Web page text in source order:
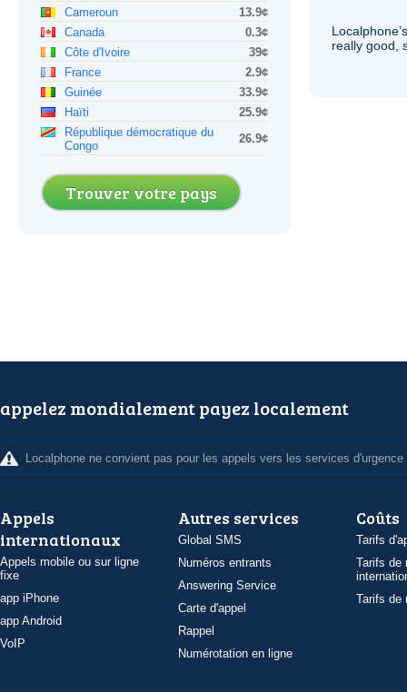
Cameroun
13.9¢
Canada
0.3¢
Côte d'Ivoire
39¢
France
2.9¢
Guinée
33.9¢
Haïti
25.9¢
République démocratique du
Congo
26.9¢
Trouver votre pays
really good,
appelez mondialement payez localement
Localphone ne convient pas pour les appels vers les services d'urgence
Appels
internationaux
Appels mobile ou sur ligne
fixe
app iPhone
app Android
VoIP
Autres services
Global SMS
Numéros entrants
Answering Service
Carte d'appel
Rappel
Numérotation en ligne
Coûts
Tarifs
Tarifs de
Tarifs de